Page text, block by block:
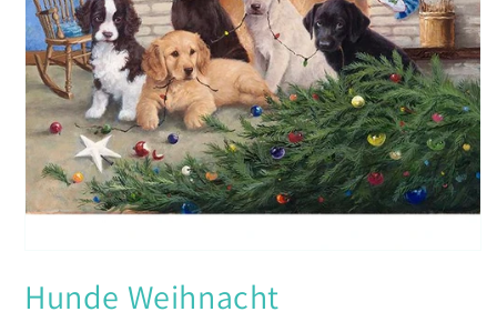
in
Modal
Hunde Weihnacht